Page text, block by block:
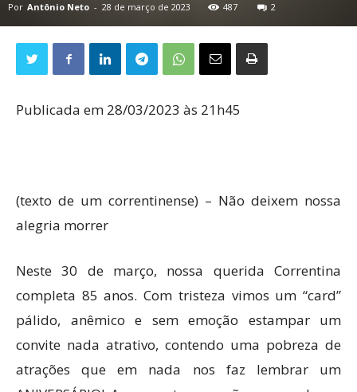
Por Antônio Neto - 28 de março de 2023 487 2
Publicada em 28/03/2023 às 21h45
(texto de um correntinense) – Não deixem nossa
alegria morrer
Neste 30 de março, nossa querida Correntina
completa 85 anos. Com tristeza vimos um “card”
pálido, anêmico e sem emoção estampar um
convite nada atrativo, contendo uma pobreza de
atrações que em nada nos faz lembrar um